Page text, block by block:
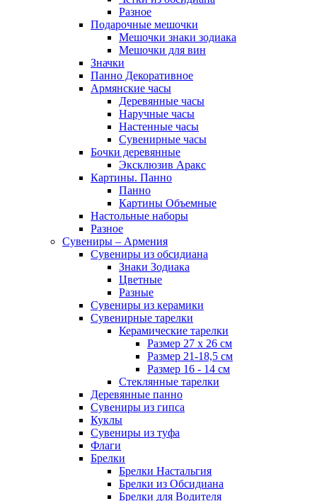
Разное
Подарочные мешочки
Мешочки знаки зодиака
Мешочки для вин
Значки
Панно Декоративное
Армянские часы
Деревянные часы
Наручные часы
Настенные часы
Сувенирные часы
Бочки деревянные
Эксклюзив Аракс
Картины. Панно
Панно
Картины Объемные
Настольные наборы
Разное
Сувениры – Армения
Сувениры из обсидиана
Знаки Зодиака
Цветные
Разные
Сувениры из керамики
Сувенирные тарелки
Керамические тарелки
Размер 27 х 26 см
Размер 21-18,5 см
Размер 16 - 14 см
Стеклянные тарелки
Деревянные панно
Сувениры из гипса
Куклы
Сувениры из туфа
Флаги
Брелки
Брелки Настальгия
Брелки из Обсидиана
Брелки для Водителя